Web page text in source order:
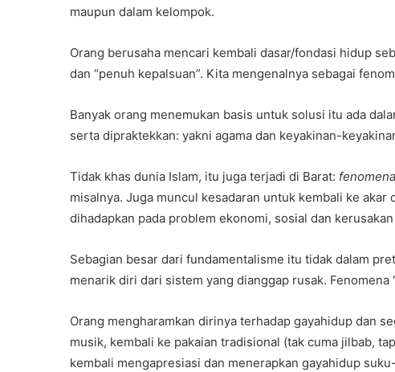
maupun dalam kelompok.
Orang berusaha mencari kembali dasar/fondasi hidup
dan “penuh kepalsuan”. Kita mengenalnya sebagai
Banyak orang menemukan basis untuk solusi itu ada
serta dipraktekkan: yakni agama dan keyakinan-
Tidak khas dunia Islam, itu juga terjadi di Barat:
misalnya. Juga muncul kesadaran untuk kembali ke
dihadapkan pada problem ekonomi, sosial dan
Sebagian besar dari fundamentalisme itu tidak dalam
menarik diri dari sistem yang dianggap rusak. Fenomena
Orang mengharamkan dirinya terhadap gayahidup dan
musik, kembali ke pakaian tradisional (tak cuma jilbab,
kembali mengapresiasi dan menerapkan gayahidup